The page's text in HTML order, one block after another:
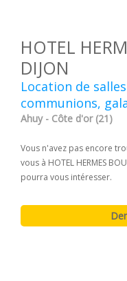
HOTEL
DIJON
Location de
communions,
Ahuy - Côte d'or (21)
Vous n'avez pas encore
vous à HOTEL HERMES
pourra vous intéresser.